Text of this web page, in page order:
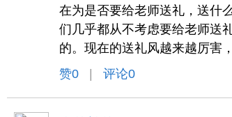
在为是否要给老师送礼，送
们几乎都从不考虑要给老师送
的。现在的送礼风越来越厉害
赞0 评论0